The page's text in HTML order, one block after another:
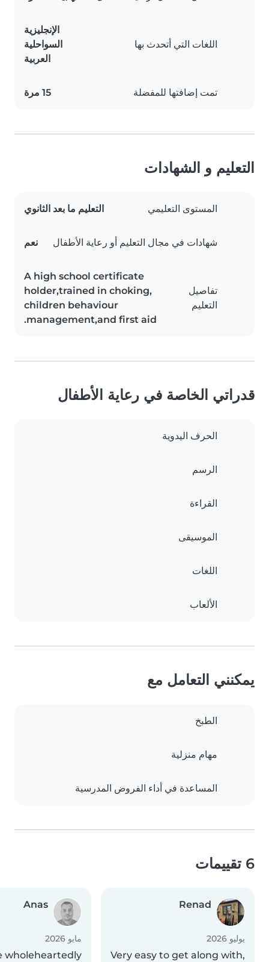
اللغات التي أتحدث بها
الإنجليزية
السواحلية
العربية
تمت إضافتها للمفضلة 15 مرة
التعليم و الشهادات
المستوى التعليمي التعليم ما بعد الثانوي
شهادات في مجال التعليم أو رعاية الأطفال نعم
تفاصيل
التعليم
A high school certificate
holder,trained in choking,
children behaviour
management,and first aid.
قدراتي الخاصة في رعاية الأطفال
الحرف اليدوية
الرسم
القراءة
الموسيقى
اللغات
الألعاب
يمكنني التعامل مع
الطبخ
مهام منزلية
المساعدة في أداء الفروض المدرسية
6 تقييمات
Renad
يوليو 2026
Very easy to get along with,
Anas
مايو 2026
wholeheartedly